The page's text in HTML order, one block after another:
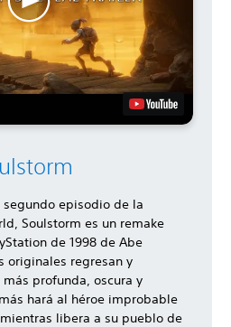
episodio de la
Soulstorm es un remake
de 1998 de Abe
originales regresan y
profunda, oscura y
hará al héroe improbable
libera a su pueblo de